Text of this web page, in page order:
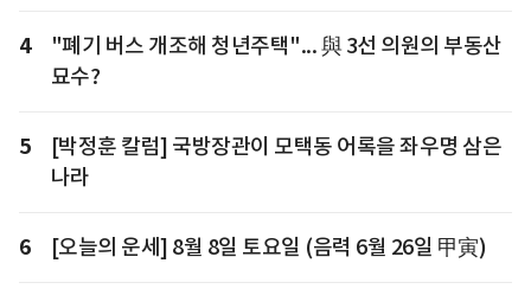
4
"폐기 버스 개조해 청년주택"... 與 3선 의원의 부동산
묘수?
5
[박정훈 칼럼] 국방장관이 모택동 어록을 좌우명 삼은
나라
6 [오늘의 운세] 8월 8일 토요일 (음력 6월 26일 甲寅)